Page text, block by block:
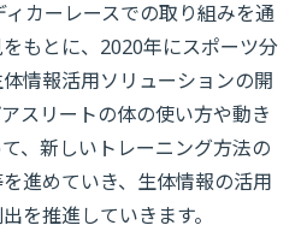
カーレースでの取り組みを通
もとに、2020年にスポーツ分
情報活用ソリューションの開
スリートの体の使い方や動き
、新しいトレーニング方法の
進めていき、生体情報の活用
を推進していきます。